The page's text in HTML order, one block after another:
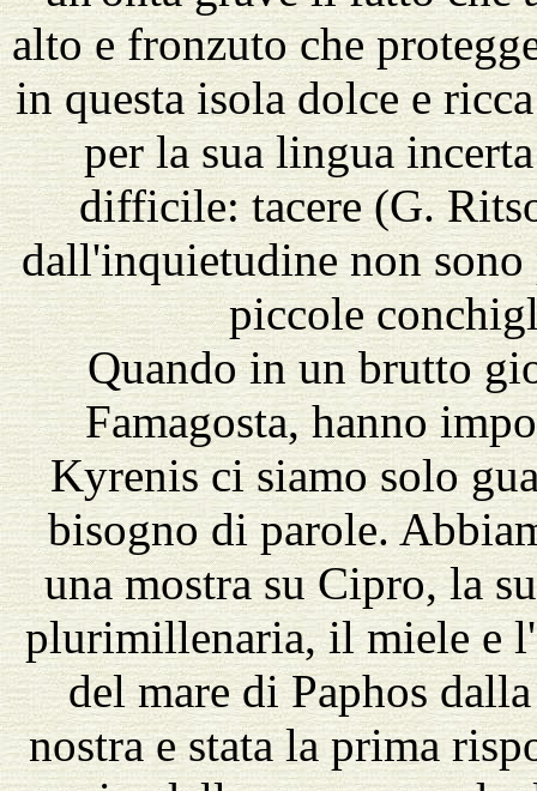
alto e fronzuto che
in questa isola dolce e
per la sua lingua
difficile: tacere (G.
dall'inquietudine non sono
piccole
Quando in un brutto
Famagosta, hanno
Kyrenis ci siamo solo
bisogno di parole.
una mostra su Cipro, la
plurimillenaria, il miele e
del mare di Paphos
nostra e stata la prima